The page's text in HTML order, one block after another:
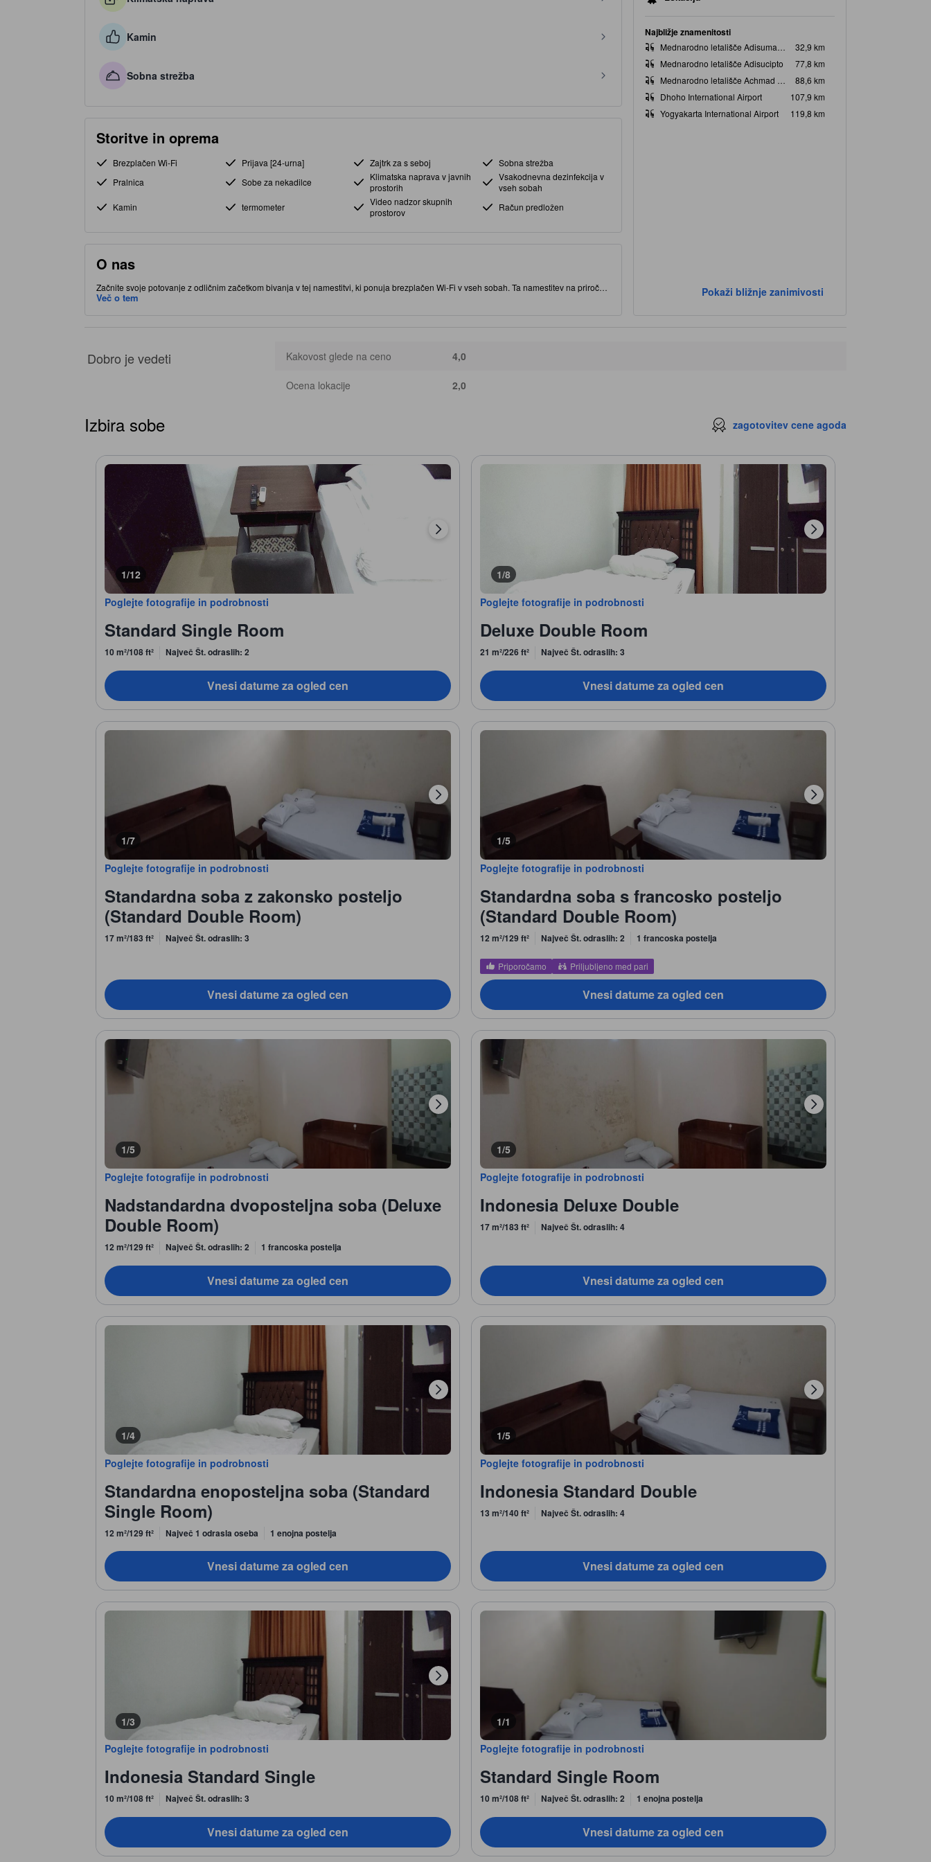
Kamin
Sobna strežba
Storitve in oprema
Brezplačen Wi-Fi Prijava [24-urna] Zajtrk za s seboj
Sobna strežba
Pralnica
Sobe za nekadilce
Klimatska naprava v javnih
prostorih
Vsakodnevna dezinfekcija v
vseh sobah
Kamin
termometer
Video nadzor skupnih
prostorov
Račun predložen
O nas
Začnite svoje potovanje z odličnim začetkom bivanja v tej namestitvi, ki ponuja brezplačen Wi-Fi v vseh sobah. Ta namestitev na priročni
lokaciji v Sragen City v mestu Sragen, vas postavlja blizu znamenitosti in zanimivih restavracij.
Več o tem
Najbližje znamenitosti
Mednarodno letališče Adisumarmo
32,9 km
Mednarodno letališče Adisucipto
77,8 km
Mednarodno letališče Achmad Yani
88,6 km
Dhoho International Airport
107,9 km
Yogyakarta International Airport
119,8 km
Pokaži bližnje zanimivosti
Dobro je vedeti Kakovost glede na ceno 4,0
Ocena lokacije 2,0
Izbira sobe zagotovitev cene agoda
1/12
Poglejte fotografije in podrobnosti
Standard Single Room
10 m²/108 ft² Največ Št. odraslih: 2
Vnesi datume za ogled cen
1/8
Poglejte fotografije in podrobnosti
Deluxe Double Room
21 m²/226 ft² Največ Št. odraslih: 3
Vnesi datume za ogled cen
1/7
Poglejte fotografije in podrobnosti
Standardna soba z zakonsko posteljo
(Standard Double Room)
17 m²/183 ft² Največ Št. odraslih: 3
Vnesi datume za ogled cen
1/5
Poglejte fotografije in podrobnosti
Standardna soba s francosko posteljo
(Standard Double Room)
12 m²/129 ft² Največ Št. odraslih: 2 1 francoska postelja
Priporočamo Priljubljeno med pari
Vnesi datume za ogled cen
1/5
Poglejte fotografije in podrobnosti
Nadstandardna dvoposteljna soba (Deluxe
Double Room)
12 m²/129 ft² Največ Št. odraslih: 2 1 francoska postelja
Vnesi datume za ogled cen
1/5
Poglejte fotografije in podrobnosti
Indonesia Deluxe Double
17 m²/183 ft² Največ Št. odraslih: 4
Vnesi datume za ogled cen
1/4
Poglejte fotografije in podrobnosti
Standardna enoposteljna soba (Standard
Single Room)
12 m²/129 ft² Največ 1 odrasla oseba 1 enojna postelja
Vnesi datume za ogled cen
1/5
Poglejte fotografije in podrobnosti
Indonesia Standard Double
13 m²/140 ft² Največ Št. odraslih: 4
Vnesi datume za ogled cen
1/3
Poglejte fotografije in podrobnosti
Indonesia Standard Single
10 m²/108 ft² Največ Št. odraslih: 3
Vnesi datume za ogled cen
1/1
Poglejte fotografije in podrobnosti
Standard Single Room
10 m²/108 ft² Največ Št. odraslih: 2 1 enojna postelja
Vnesi datume za ogled cen